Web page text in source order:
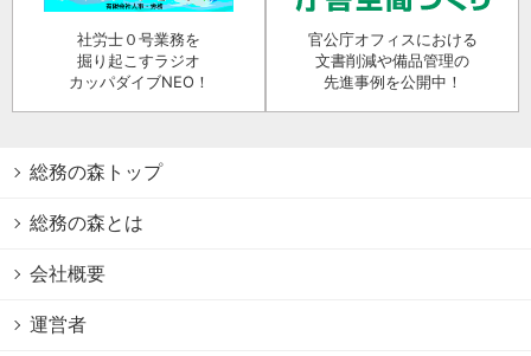
社労士０号業務を
掘り起こすラジオ
カッパダイブNEO！
官公庁オフィスにおける
文書削減や備品管理の
先進事例を公開中！
総務の森トップ
総務の森とは
会社概要
運営者